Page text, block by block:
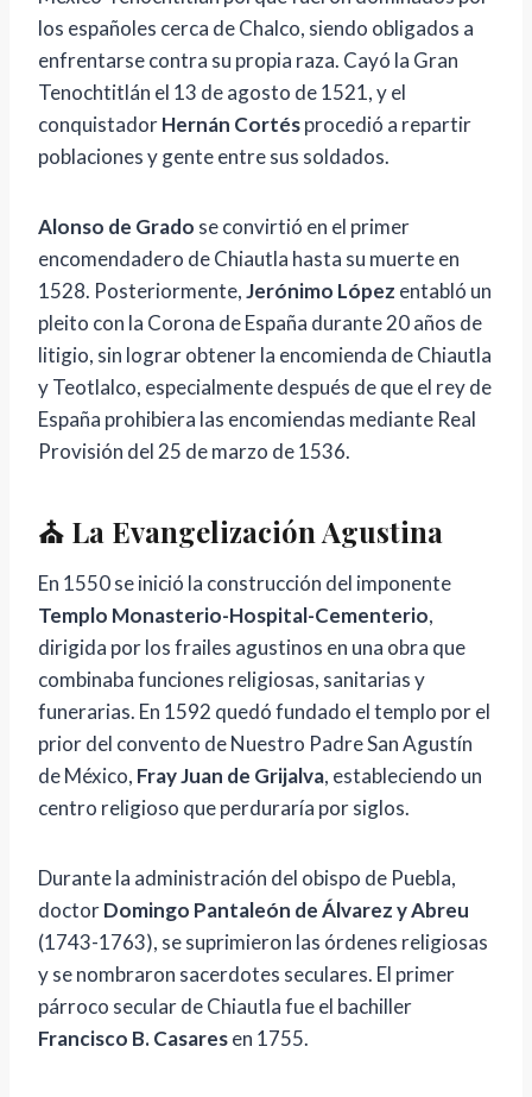
los españoles cerca de Chalco, siendo obligados a
enfrentarse contra su propia raza. Cayó la Gran
Tenochtitlán el 13 de agosto de 1521, y el
conquistadorHernán Cortésprocedió a repartir
poblaciones y gente entre sus soldados.
Alonso de Grado se convirtió en el primer
encomendadero de Chiautla hasta su muerte en
1528. Posteriormente,Jerónimo López entabló un
pleito con la Corona de España durante 20 años de
litigio, sin lograr obtener la encomienda de Chiautla
y Teotlalco, especialmente después de que el rey de
España prohibiera las encomiendas mediante Real
Provisión del 25 de marzo de 1536.
⛪ La Evangelización Agustina
En 1550 se inició la construcción del imponente
Templo Monasterio-Hospital-Cementerio,
dirigida por los frailes agustinos en una obra que
combinaba funciones religiosas, sanitarias y
funerarias. En 1592 quedó fundado el templo por el
prior del convento de Nuestro Padre San Agustín
de México, Fray Juan de Grijalva, estableciendo un
centro religioso que perduraría por siglos.
Durante la administración del obispo de Puebla,
doctorDomingo Pantaleón de Álvarez y Abreu
(1743-1763), se suprimieron las órdenes religiosas
y se nombraron sacerdotes seculares. El primer
párroco secular de Chiautla fue el bachiller
Francisco B. Casaresen 1755.